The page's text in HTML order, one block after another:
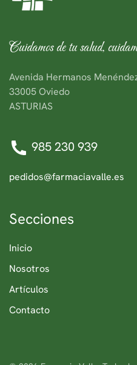
Cuidamos de tu salud,
Avenida Hermanos
33005 Oviedo
ASTURIAS
985 230 939
pedidos@farmaciavalle.es
Secciones
Inicio
Nosotros
Artículos
Contacto